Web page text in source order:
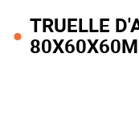
TRUELLE